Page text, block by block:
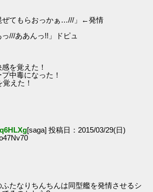
ぜてもらおっかぁ…///」←発情
///ああんっ!!」ドピュ
を覚えた！
中毒になった！
えた！
[saga] 投稿日：2015/03/29(日)
たなりちんちんは同型艦を発情させるシ